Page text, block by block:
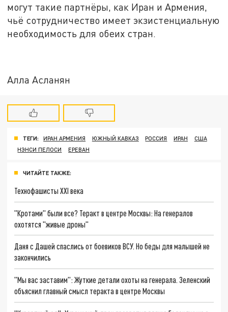
могут такие партнёры, как Иран и Армения,
чьё сотрудничество имеет экзистенциальную
необходимость для обеих стран.
Алла Асланян
ТЕГИ: ИРАН АРМЕНИЯ ЮЖНЫЙ КАВКАЗ РОССИЯ ИРАН
США
НЭНСИ ПЕЛОСИ
ЕРЕВАН
ЧИТАЙТЕ ТАКЖЕ:
Технофашисты XXI века
"Кротами" были все? Теракт в центре Москвы: На генералов
охотятся "живые дроны"
Даня с Дашей спаслись от боевиков ВСУ. Но беды для малышей не
закончились
"Мы вас заставим": Жуткие детали охоты на генерала. Зеленский
объяснил главный смысл теракта в центре Москвы